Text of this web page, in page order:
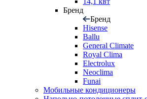
Бренд
Бренд
Hisense
Ballu
General Climate
Royal Clima
Electrolux
Neoclima
Funai
Мобильные кондиционеры